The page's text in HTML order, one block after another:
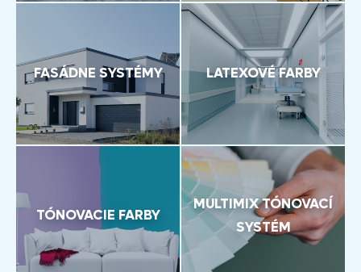
FASÁDNE SYSTÉMY LATEXOVÉ FARBY
TÓNOVACIE FARBY
MULTIMIX TÓNOVACÍ
SYSTÉM